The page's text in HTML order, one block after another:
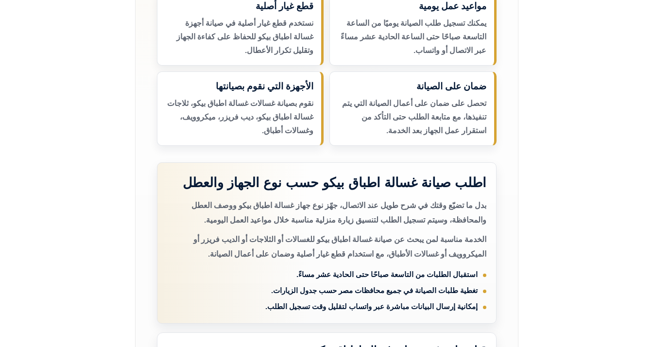
مواعيد عمل يومية
يمكنك تسجيل طلب الصيانة يوميًا من الساعة
التاسعة صباحًا حتى الساعة الحادية عشر مساءً
عبر الاتصال أو واتساب.
قطع غيار أصلية
نستخدم قطع غيار أصلية في صيانة أجهزة
غسالة اطباق بيكو للحفاظ على كفاءة الجهاز
وتقليل تكرار الأعطال.
ضمان على الصيانة
تحصل على ضمان على أعمال الصيانة التي يتم
تنفيذها، مع متابعة الطلب حتى التأكد من
استقرار عمل الجهاز بعد الخدمة.
الأجهزة التي نقوم بصيانتها
نقوم بصيانة غسالات غسالة اطباق بيكو، ثلاجات
غسالة اطباق بيكو، ديب فريزر، ميكروويف،
وغسالات أطباق.
اطلب صيانة غسالة اطباق بيكو حسب نوع الجهاز والعطل
بدل ما تضيّع وقتك في شرح طويل عند الاتصال، جهّز نوع جهاز غسالة اطباق بيكو ووصف العطل
والمحافظة، وسيتم تسجيل الطلب لتنسيق زيارة منزلية مناسبة خلال مواعيد العمل اليومية.
الخدمة مناسبة لمن يبحث عن صيانة غسالة اطباق بيكو للغسالات أو الثلاجات أو الديب فريزر أو
الميكروويف أو غسالات الأطباق، مع استخدام قطع غيار أصلية وضمان على أعمال الصيانة.
استقبال الطلبات من التاسعة صباحًا حتى الحادية عشر مساءً.
تغطية طلبات الصيانة في جميع محافظات مصر حسب جدول الزيارات.
إمكانية إرسال البيانات مباشرة عبر واتساب لتقليل وقت تسجيل الطلب.